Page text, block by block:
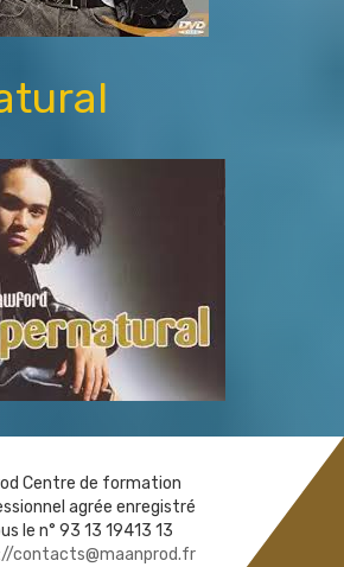
Centre de formation
agrée enregistré
le n° 93 13 19413 13
contacts@maanprod.fr